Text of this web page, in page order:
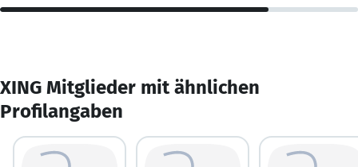
XING Mitglieder mit ähnlichen
Profilangaben